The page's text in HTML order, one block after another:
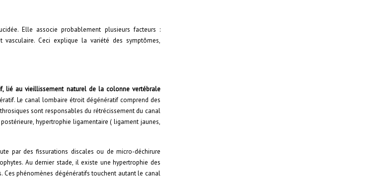
Elle associe probablement plusieurs facteurs :
vasculaire. Ceci explique la variété des symptômes,
lié au vieillissement naturel de la colonne vertébrale
Le canal lombaire étroit dégénératif comprend des
sont responsables du rétrécissement du canal
hypertrophie ligamentaire ( ligament jaunes,
par des fissurations discales ou de micro-déchirure
Au dernier stade, il existe une hypertrophie des
Ces phénomènes dégénératifs touchent autant le canal